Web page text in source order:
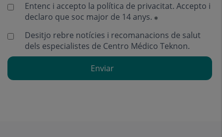
Entenc i accepto la política de privacitat. Accepto i
declaro que soc major de 14 anys.
Desitjo rebre notícies i recomanacions de salut
dels especialistes de Centro Médico Teknon.
Enviar